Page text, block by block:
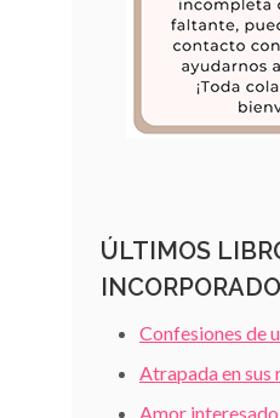
ÚLTIMOS
Confesiones de
Atrapada en sus
Amor interesado